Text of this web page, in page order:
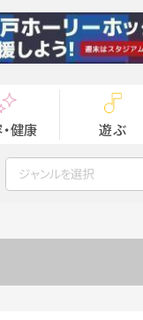
健康 遊ぶ
ジャンルを選択